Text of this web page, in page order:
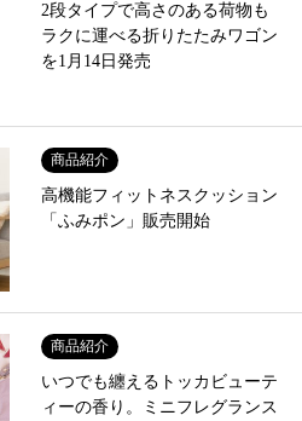
2段タイプで高さのある荷物も
ラクに運べる折りたたみワゴン
を1月14日発売
商品紹介
高機能フィットネスクッション
「ふみポン」販売開始
商品紹介
いつでも纏えるトッカビューテ
ィーの香り。ミニフレグランス